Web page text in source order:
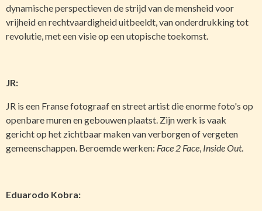
dynamische perspectieven de strijd van de mensheid voor
vrijheid en rechtvaardigheid uitbeeldt, van onderdrukking tot
revolutie, met een visie op een utopische toekomst.
JR:
JR is een Franse fotograaf en street artist die enorme foto's op
openbare muren en gebouwen plaatst. Zijn werk is vaak
gericht op het zichtbaar maken van verborgen of vergeten
gemeenschappen. Beroemde werken: Face 2 Face Inside Out.
Eduarodo Kobra: